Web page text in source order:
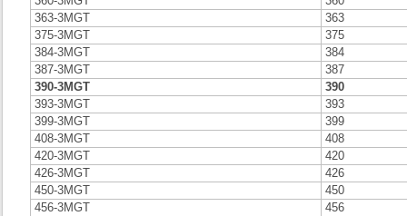
363-3MGT
363
375-3MGT
375
384-3MGT
384
387-3MGT
387
390-3MGT
390
393-3MGT
393
399-3MGT
399
408-3MGT
408
420-3MGT
420
426-3MGT
426
450-3MGT
450
456-3MGT
456